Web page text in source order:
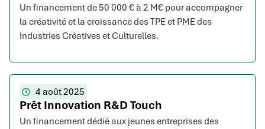
Un financement de 50 000 € à 2 M€ pour accompagner
la créativité et la croissance des TPE et PME des
Industries Créatives et Culturelles.
4 août 2025
Prêt Innovation R&D Touch
Un financement dédié aux jeunes entreprises des